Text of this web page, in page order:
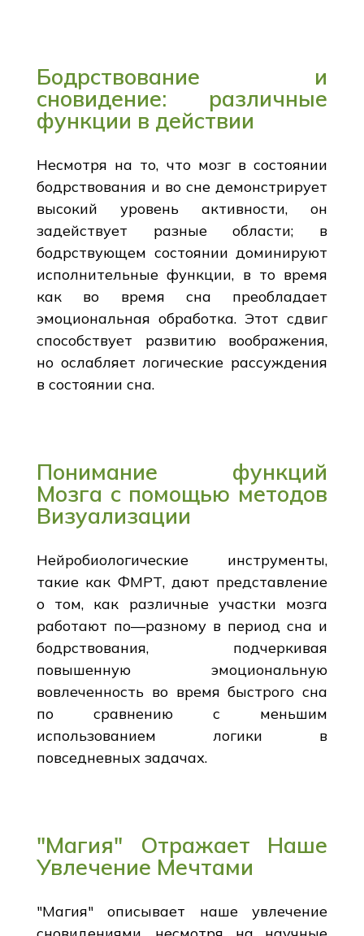
Бодрствование и
сновидение: различные
функции в действии
Несмотря на то, что мозг в состоянии
бодрствования и во сне демонстрирует
высокий уровень активности, он
задействует разные области; в
бодрствующем состоянии доминируют
исполнительные функции, в то время
как во время сна преобладает
эмоциональная обработка. Этот сдвиг
способствует развитию воображения,
но ослабляет логические рассуждения
в состоянии сна.
Понимание функций
Мозга с помощью методов
Визуализации
Нейробиологические инструменты,
такие как ФМРТ, дают представление
о том, как различные участки мозга
работают по—разному в период сна и
бодрствования, подчеркивая
повышенную эмоциональную
вовлеченность во время быстрого сна
по сравнению с меньшим
использованием логики в
повседневных задачах.
"Магия" Отражает Наше
Увлечение Мечтами
"Магия" описывает наше увлечение